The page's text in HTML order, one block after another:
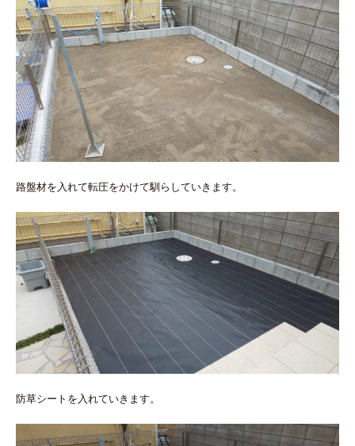
路盤材を入れて転圧をかけて馴らしていきます。
防草シートを入れていきます。